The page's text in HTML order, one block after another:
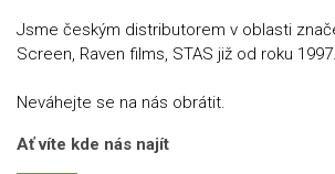
Jsme českým distributorem v oblasti
Screen, Raven films, STAS již od roku 1997.
Neváhejte se na nás obrátit.
Ať víte kde nás najít